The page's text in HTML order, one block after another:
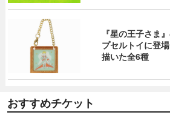
『星の王子さま
プセルトイに登
描いた全6種
おすすめチケット